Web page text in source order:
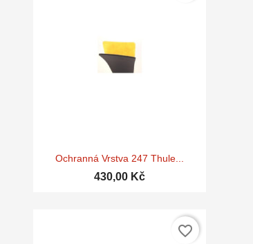
Rychlý náhled
Ochranná Vrstva 247 Thule...
430,00 Kč
favorite_border